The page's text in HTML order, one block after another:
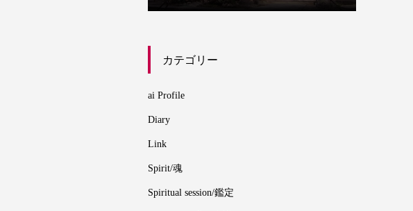
カテゴリー
ai Profile
Diary
Link
Spirit/魂
Spiritual session/鑑定